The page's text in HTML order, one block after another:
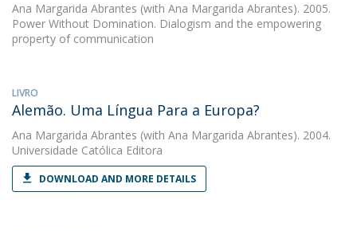
Ana Margarida Abrantes (with Ana Margarida Abrantes). 2005.
Power Without Domination. Dialogism and the empowering
property of communication
LIVRO
Alemão. Uma Língua Para a Europa?
Ana Margarida Abrantes (with Ana Margarida Abrantes). 2004.
Universidade Católica Editora
DOWNLOAD AND MORE DETAILS